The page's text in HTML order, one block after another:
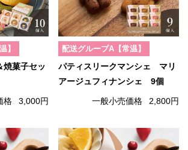
】
焼菓子セッ
格 3,000円
配送グループA【常温】
パティスリークマンシェ マリ
アージュフィナンシェ 9個
一般小売価格 2,800円